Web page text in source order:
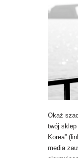
Okaż
twój sklep
Korea”
media